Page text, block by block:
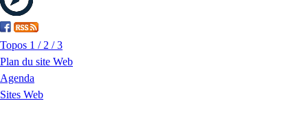
Topos 1 / 2 / 3
Plan du site Web
Agenda
Sites Web